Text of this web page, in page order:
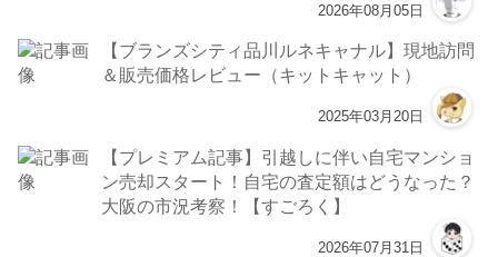
2026年08月05日
【ブランズシティ品川ルネキャナル】現地訪問
＆販売価格レビュー（キットキャット）
2025年03月20日
【プレミアム記事】引越しに伴い自宅マンショ
ン売却スタート！自宅の査定額はどうなった？
大阪の市況考察！【すごろく】
2026年07月31日